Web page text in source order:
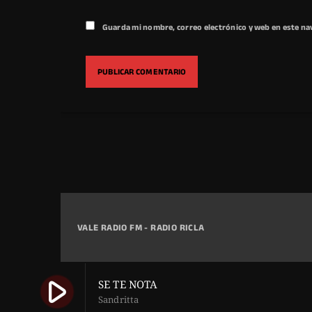
play_arrow SE TE NOTA
Sandritta
Guarda mi nombre, correo electrónico y web en este
VALE RADIO FM - RADIO RICLA